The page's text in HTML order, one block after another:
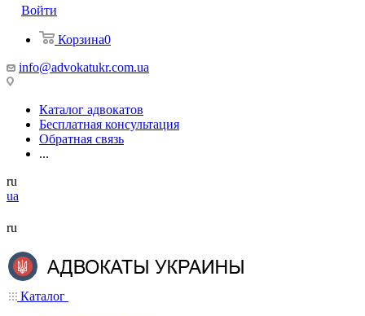
Войти
Корзина0
info@advokatukr.com.ua
Каталог адвокатов
Бесплатная консультация
Обратная связь
...
ru
ua
ru
Каталог